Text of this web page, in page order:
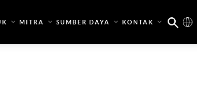
MITRA SUMBER DAYA KONTAK